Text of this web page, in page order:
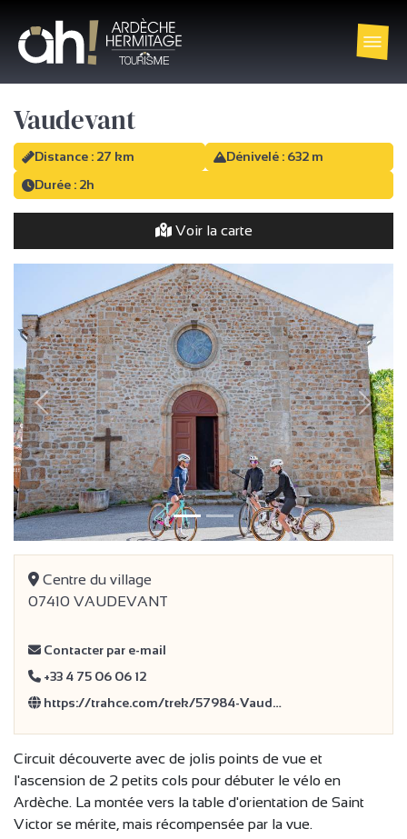
Vaudevant
Distance : 27 km
Dénivelé : 632 m
Durée : 2h
Voir la carte
précédent
Centre du village
07410 VAUDEVANT
Contacter par e-mail
+33 4 75 06 06 12
https://trahce.com/trek/57984-Vaud…
Circuit découverte avec de jolis points de vue et
l'ascension de 2 petits cols pour débuter le vélo en
Ardèche. La montée vers la table d'orientation de Saint
Victor se mérite, mais récompensée par la vue.